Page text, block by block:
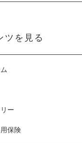
ツを見る
ー
保険